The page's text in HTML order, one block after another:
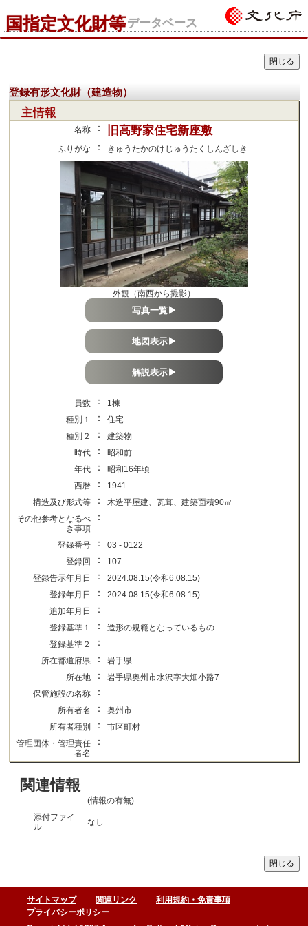
国指定文化財等データベース
登録有形文化財（建造物）
主情報
名称 ： 旧高野家住宅新座敷
ふりがな ： きゅうたかのけじゅうたくしんざしき
外観（南西から撮影）
写真一覧▶
地図表示▶
解説表示▶
員数 ：
1棟
種別１
：
住宅
種別２
：
建築物
時代
：
昭和前
年代
：
昭和16年頃
西暦
：
1941
構造及び形式等
：
木造平屋建、瓦葺、建築面積90㎡
その他参考となるべ
き事項
：
登録番号 ：
03 - 0122
登録回
：
107
登録告示年月日
：
2024.08.15(令和6.08.15)
登録年月日
：
2024.08.15(令和6.08.15)
追加年月日
：
登録基準１ ：
造形の規範となっているもの
登録基準２
：
所在都道府県 ：
岩手県
所在地
：
岩手県奥州市水沢字大畑小路7
保管施設の名称
：
所有者名 ：
奥州市
所有者種別
：
市区町村
管理団体・管理責任
者名
：
関連情報
(情報の有無)
添付ファイ
ル
なし
サイトマップ 関連リンク
利用規約・免責事項
プライバシーポリシー